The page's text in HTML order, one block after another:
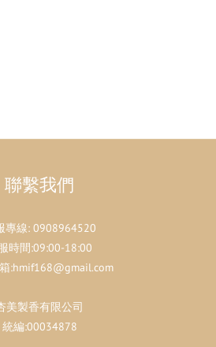
聯繫我們
專線: 0908964520
時間:09:00-18:00
:hmif168@gmail.com
美製香有限公司
統編:00034878